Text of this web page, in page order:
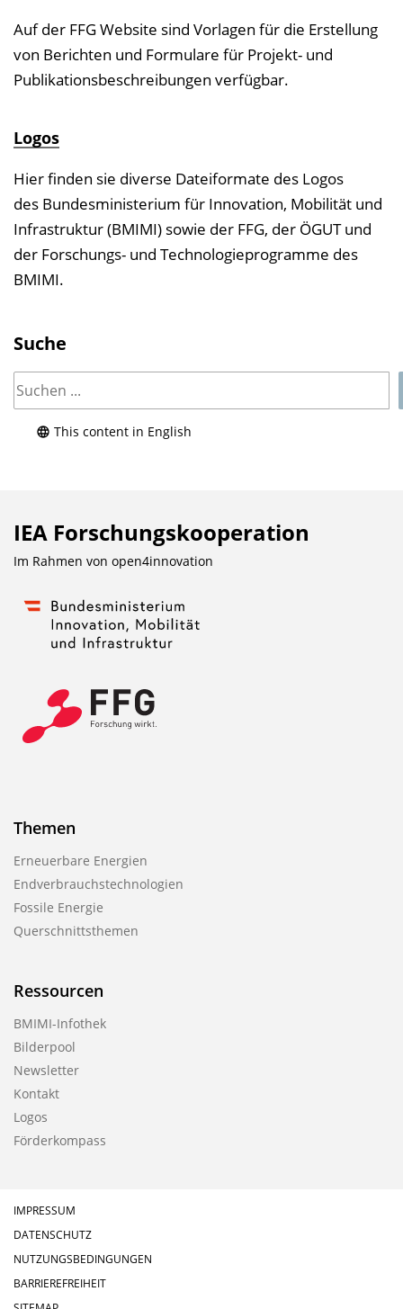
Auf der FFG Website sind Vorlagen für die Erstellung
von Berichten und Formulare für Projekt- und
Publikationsbeschreibungen verfügbar.
Logos
Hier finden sie diverse Dateiformate des Logos
des Bundesministerium für Innovation, Mobilität und
Infrastruktur (BMIMI) sowie der FFG, der ÖGUT und
der Forschungs- und Technologieprogramme des
BMIMI.
Suche
This content in English
IEA Forschungs­kooperation
Im Rahmen von open4innovation
Themen
Erneuerbare Energien
Endverbrauchstechnologien
Fossile Energie
Querschnittsthemen
Ressourcen
BMIMI-Infothek
Bilderpool
Newsletter
Kontakt
Logos
Förderkompass
IMPRESSUM
DATENSCHUTZ
NUTZUNGSBEDINGUNGEN
BARRIEREFREIHEIT